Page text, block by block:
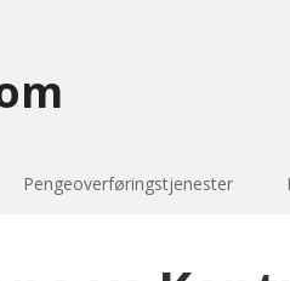
Pengeoverføringstjenester